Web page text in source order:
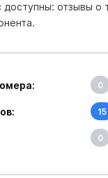
доступны: отзывы о
0
15
0